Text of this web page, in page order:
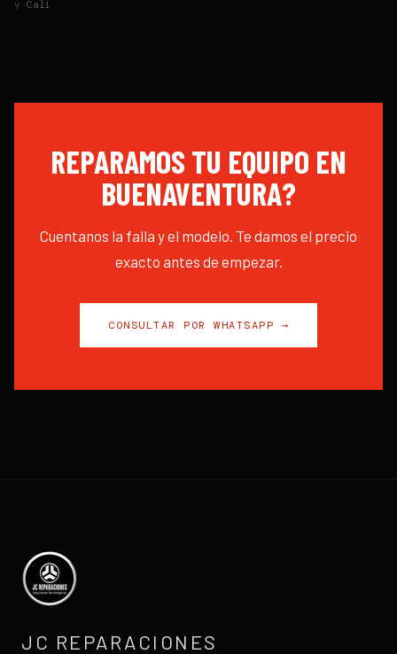
y Cali
REPARAMOS TU EQUIPO EN
BUENAVENTURA?
Cuentanos la falla y el modelo. Te damos el precio
exacto antes de empezar.
CONSULTAR POR WHATSAPP →
JC REPARACIONES